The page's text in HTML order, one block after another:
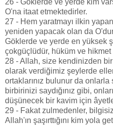
O'na itaat etmektedirler.
27 - Hem yaratmayı ilkin
yeniden yapacak olan da
Göklerde ve yerde en yüksek
çokgüçlüdür, hüküm ve hikmet
28 - Allah, size kendinizden
olarak verdiğimiz şeylerde
ortaklarınız bulunur da onlarla
birbirinizi saydığınız gibi,
düşünecek bir kavim için
29 - Fakat zulmedenler,
Allah'ın şaşırttığını kim yola